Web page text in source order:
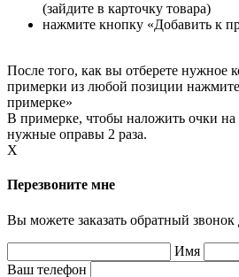
(зайдите в карточку товара)
нажмите кнопку «Добавить к
После того, как вы отберете нужное
примерки из любой позиции
примерке»
В примерке, чтобы наложить очки
нужные оправы 2 раза.
X
Перезвоните мне
Вы можете заказать обратный звонок
Имя
Ваш телефон